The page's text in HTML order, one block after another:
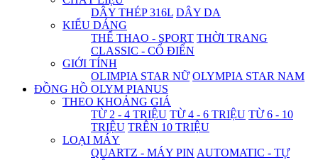
DÂY THÉP 316L DÂY DA
KIỂU DÁNG
THỂ THAO - SPORT THỜI TRANG
CLASSIC - CỔ ĐIỂN
GIỚI TÍNH
OLIMPIA STAR NỮ OLYMPIA STAR NAM
ĐỒNG HỒ OLYM PIANUS
THEO KHOẢNG GIÁ
TỪ 2 - 4 TRIỆU TỪ 4 - 6 TRIỆU TỪ 6 - 10
TRIỆU TRÊN 10 TRIỆU
LOẠI MÁY
QUARTZ - MÁY PIN AUTOMATIC - TỰ